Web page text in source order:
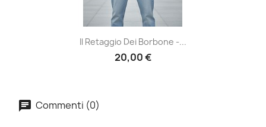
Il Retaggio Dei Borbone -...
20,00 €
Commenti (0)